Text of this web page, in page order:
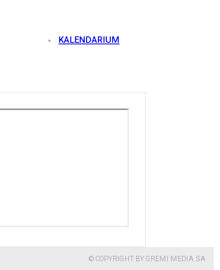
KALENDARIUM
© COPYRIGHT BY GREMI MEDIA SA